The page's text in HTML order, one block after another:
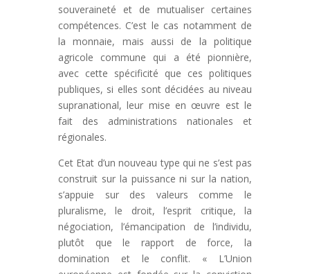
souveraineté et de mutualiser certaines
compétences. C’est le cas notamment de
la monnaie, mais aussi de la politique
agricole commune qui a été pionnière,
avec cette spécificité que ces politiques
publiques, si elles sont décidées au niveau
supranational, leur mise en œuvre est le
fait des administrations nationales et
régionales.
Cet Etat d’un nouveau type qui ne s’est pas
construit sur la puissance ni sur la nation,
s’appuie sur des valeurs comme le
pluralisme, le droit, l’esprit critique, la
négociation, l’émancipation de l’individu,
plutôt que le rapport de force, la
domination et le conflit. « L’Union